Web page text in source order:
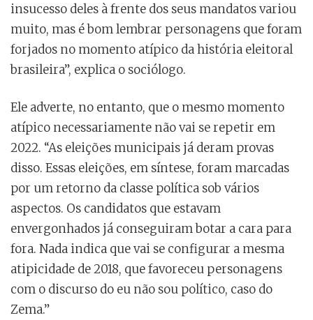
insucesso deles à frente dos seus mandatos variou
muito, mas é bom lembrar personagens que foram
forjados no momento atípico da história eleitoral
brasileira”, explica o sociólogo.
Ele adverte, no entanto, que o mesmo momento
atípico necessariamente não vai se repetir em
2022. “As eleições municipais já deram provas
disso. Essas eleições, em síntese, foram marcadas
por um retorno da classe política sob vários
aspectos. Os candidatos que estavam
envergonhados já conseguiram botar a cara para
fora. Nada indica que vai se configurar a mesma
atipicidade de 2018, que favoreceu personagens
com o discurso do eu não sou político, caso do
Zema.”